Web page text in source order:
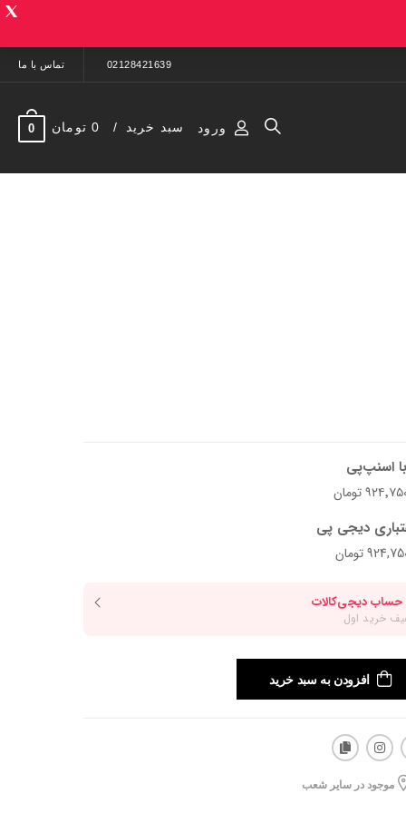
02128421639 تماس با ما
ورود سبد خرید 0 تومان 0
اسنپ‌پی
دیجی پی
افزودن به سبد خرید
موجود در سایر شعب